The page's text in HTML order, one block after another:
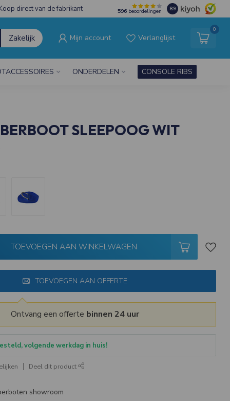
direct van de fabrikant 596 beoordelingen 8.9
Zakelijk Mijn account Verlanglijst
0
ONDERDELEN CONSOLE RIBS
SLEEPOOG WIT
TOEVOEGEN AAN WINKELWAGEN
TOEVOEGEN AAN OFFERTE
Ontvang een offerte binnen 24 uur
volgende werkdag in huis!
Deel dit product
showroom